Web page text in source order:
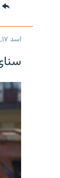
اسد ۱۷, ۱۴۰۵